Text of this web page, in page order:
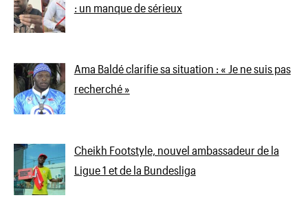
: un manque de sérieux
Ama Baldé clarifie sa situation : « Je ne suis pas
recherché »
Cheikh Footstyle, nouvel ambassadeur de la
Ligue 1 et de la Bundesliga